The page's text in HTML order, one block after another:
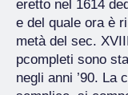
eretto nel 1614
e del quale ora è
metà del sec.
pcompleti sono
negli anni ’90. La